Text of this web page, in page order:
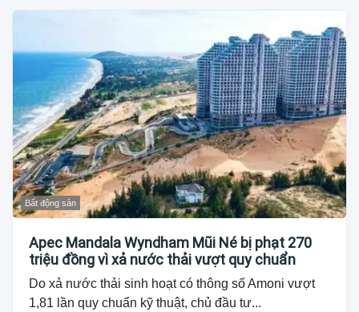
Bất động sản
Apec Mandala Wyndham Mũi Né bị phạt 270
triệu đồng vì xả nước thải vượt quy chuẩn
Do xả nước thải sinh hoạt có thông số Amoni vượt
1,81 lần quy chuẩn kỹ thuật, chủ đầu tư...